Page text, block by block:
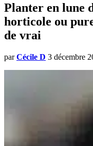
Planter en lune
horticole ou
de vrai
par Cécile D 3 décembre